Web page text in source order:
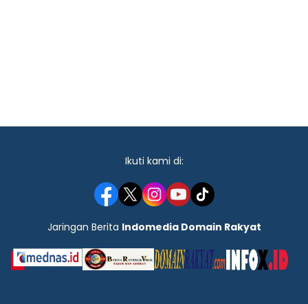
Ikuti kami di:
Jaringan Berita Indomedia Domain Rakyat